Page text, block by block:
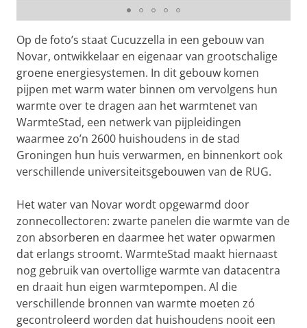
Op de foto’s staat Cucuzzella in een gebouw van
Novar, ontwikkelaar en eigenaar van grootschalige
groene energiesystemen. In dit gebouw komen
pijpen met warm water binnen om vervolgens hun
warmte over te dragen aan het warmtenet van
WarmteStad, een netwerk van pijpleidingen
waarmee zo’n 2600 huishoudens in de stad
Groningen hun huis verwarmen, en binnenkort ook
verschillende universiteitsgebouwen van de RUG.
Het water van Novar wordt opgewarmd door
zonnecollectoren: zwarte panelen die warmte van de
zon absorberen en daarmee het water opwarmen
dat erlangs stroomt. WarmteStad maakt hiernaast
nog gebruik van overtollige warmte van datacentra
en draait hun eigen warmtepompen. Al die
verschillende bronnen van warmte moeten zó
gecontroleerd worden dat huishoudens nooit een